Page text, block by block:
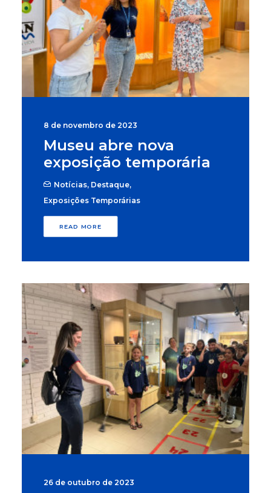
8 de novembro de 2023
Museu abre nova
exposição temporária
Notícias, Destaque,
Exposições Temporárias
READ MORE
26 de outubro de 2023